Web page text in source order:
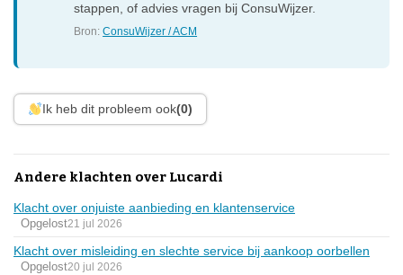
stappen, of advies vragen bij ConsuWijzer.
Bron:ConsuWijzer / ACM
Ik heb dit probleem ook(0)
Andere klachten over Lucardi
Klacht over onjuiste aanbieding en klantenservice
Opgelost21 jul 2026
Klacht over misleiding en slechte service bij aankoop oorbellen
Opgelost20 jul 2026